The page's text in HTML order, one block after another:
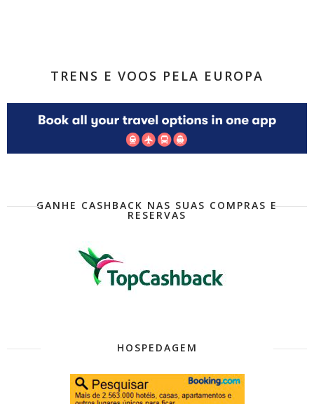
TRENS E VOOS PELA EUROPA
GANHE CASHBACK NAS SUAS COMPRAS E
RESERVAS
HOSPEDAGEM